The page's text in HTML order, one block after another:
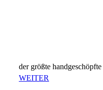
der größte
WEITER